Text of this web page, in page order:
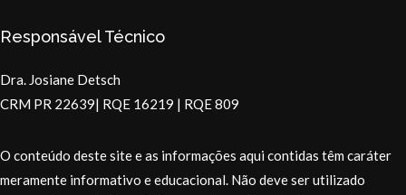
Responsável Técnico
Dra. Josiane Detsch
CRM PR 22639| RQE 16219 | RQE 809
O conteúdo deste site e as informações aqui contidas têm caráter
meramente informativo e educacional. Não deve ser utilizado